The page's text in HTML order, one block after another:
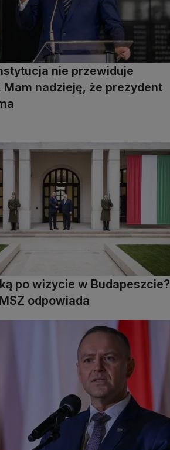
nie przewiduje
Mam nadzieję, że prezydent
po wizycie w Budapeszcie?
odpowiada